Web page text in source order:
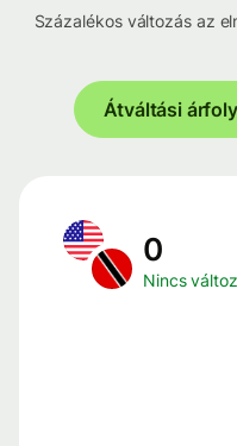
Százalékos változás az
Átváltási
0
Nincs